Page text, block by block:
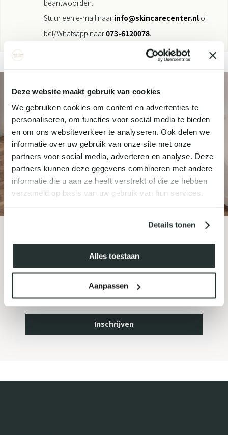
Deze website maakt gebruik van cookies
We gebruiken cookies om content en advertenties te
personaliseren, om functies voor social media te bieden
en om ons websiteverkeer te analyseren. Ook delen we
informatie over uw gebruik van onze site met onze
partners voor social media, adverteren en analyse. Deze
partners kunnen deze gegevens combineren met andere
informatie die u aan ze heeft verstrekt of die ze hebben
verzameld op basis van uw gebruik van hun services.
Details tonen
Alles toestaan
Aanpassen
beantwoorden.
Stuur een e-mail naar info@skincarecenter.nl of
bel/Whatsapp naar073-6120078.
MELD JE AAN VOOR ONZE
NIEUWSBRIEF
Inschrijven